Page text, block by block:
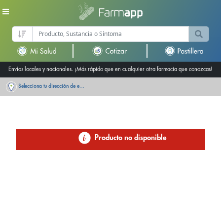
Envíos locales y nacionales. ¡Más rápido que en cualquier otra farmacia que conozcas!
Selecciona tu dirección de entrega
Producto no disponible